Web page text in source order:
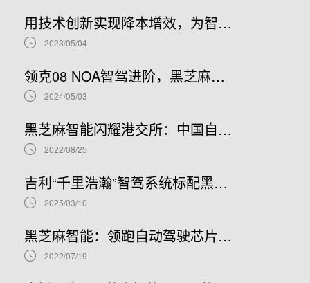
用技术创新实现降本增效，为智能汽车产业发展贡献“芯”力量
2023/05/04
领克08 NOA智驾进阶，黑芝麻智能携手吉利推进NOA普及
2024/05/03
黑芝麻智能闪耀港交所：中国自动驾驶芯片龙头上市新篇章，股票代码02533.HK引领未来
2022/08/25
吉利“千里浩瀚”智驾系统标配黑芝麻智能华山A1000芯片，加速智驾平权时代到来
2025/03/10
黑芝麻智能：领跑自动驾驶芯片赛道，开启港股IPO新篇章
2022/07/19